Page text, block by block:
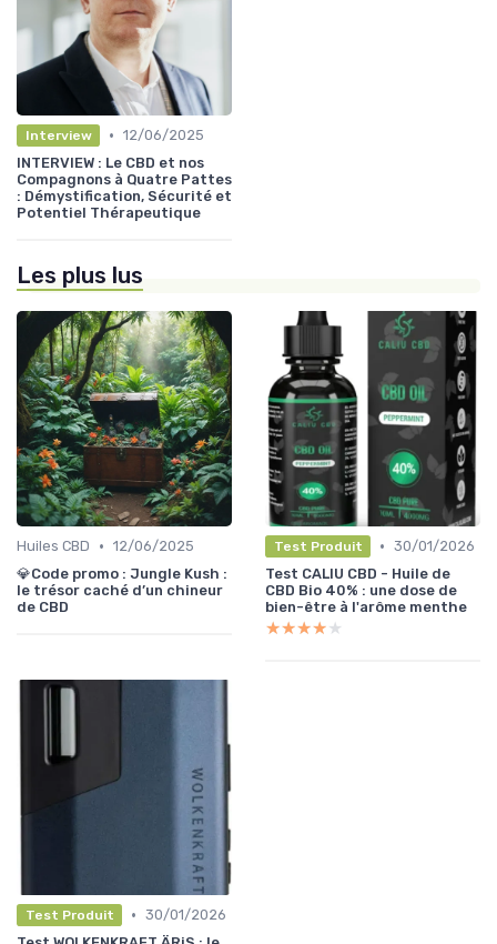
Interview • 12/06/2025
INTERVIEW : Le CBD et nos
Compagnons à Quatre Pattes
: Démystification, Sécurité et
Potentiel Thérapeutique
Les plus lus
Huiles CBD • 12/06/2025
💎Code promo : Jungle Kush :
le trésor caché d’un chineur
de CBD
Test Produit • 30/01/2026
Test CALIU CBD - Huile de
CBD Bio 40% : une dose de
bien-être à l'arôme menthe
★★★★★
★★★★★
Test Produit • 30/01/2026